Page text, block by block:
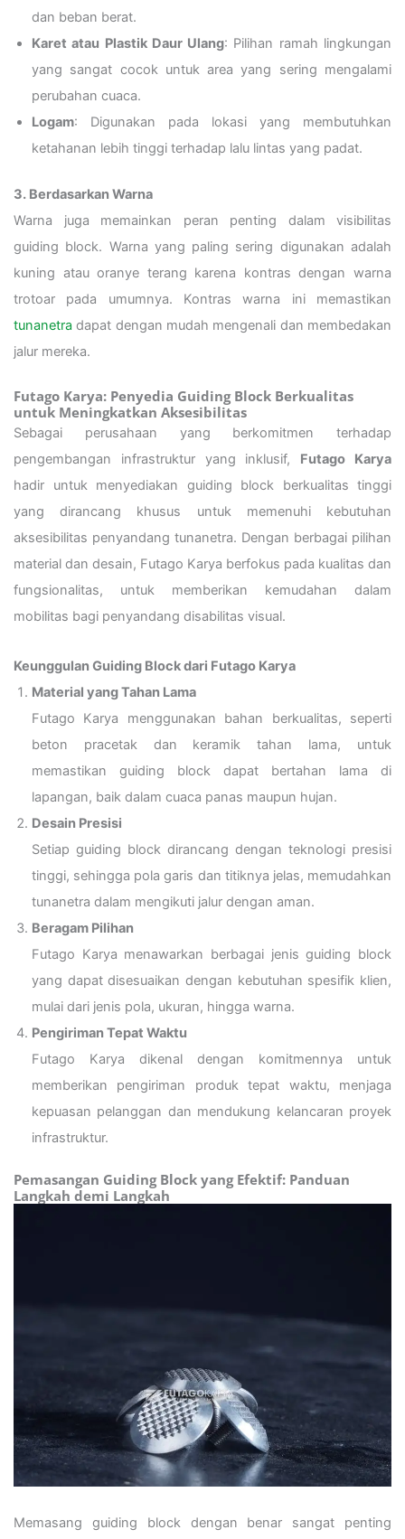
dan beban berat.
Karet atau Plastik Daur Ulang: Pilihan ramah lingkungan
yang sangat cocok untuk area yang sering mengalami
perubahan cuaca.
Logam: Digunakan pada lokasi yang membutuhkan
ketahanan lebih tinggi terhadap lalu lintas yang padat.
3. Berdasarkan Warna
Warna juga memainkan peran penting dalam visibilitas
guiding block. Warna yang paling sering digunakan adalah
kuning atau oranye terang karena kontras dengan warna
trotoar pada umumnya. Kontras warna ini memastikan
tunanetra dapat dengan mudah mengenali dan membedakan
jalur mereka.
Futago Karya: Penyedia Guiding Block Berkualitas
untuk Meningkatkan Aksesibilitas
Sebagai perusahaan yang berkomitmen terhadap
pengembangan infrastruktur yang inklusif, Futago Karya
hadir untuk menyediakan guiding block berkualitas tinggi
yang dirancang khusus untuk memenuhi kebutuhan
aksesibilitas penyandang tunanetra. Dengan berbagai pilihan
material dan desain, Futago Karya berfokus pada kualitas dan
fungsionalitas, untuk memberikan kemudahan dalam
mobilitas bagi penyandang disabilitas visual.
Keunggulan Guiding Block dari Futago Karya
Material yang Tahan Lama
Futago Karya menggunakan bahan berkualitas, seperti
beton pracetak dan keramik tahan lama, untuk
memastikan guiding block dapat bertahan lama di
lapangan, baik dalam cuaca panas maupun hujan.
Desain Presisi
Setiap guiding block dirancang dengan teknologi presisi
tinggi, sehingga pola garis dan titiknya jelas, memudahkan
tunanetra dalam mengikuti jalur dengan aman.
Beragam Pilihan
Futago Karya menawarkan berbagai jenis guiding block
yang dapat disesuaikan dengan kebutuhan spesifik klien,
mulai dari jenis pola, ukuran, hingga warna.
Pengiriman Tepat Waktu
Futago Karya dikenal dengan komitmennya untuk
memberikan pengiriman produk tepat waktu, menjaga
kepuasan pelanggan dan mendukung kelancaran proyek
infrastruktur.
Pemasangan Guiding Block yang Efektif: Panduan
Langkah demi Langkah
Memasang guiding block dengan benar sangat penting